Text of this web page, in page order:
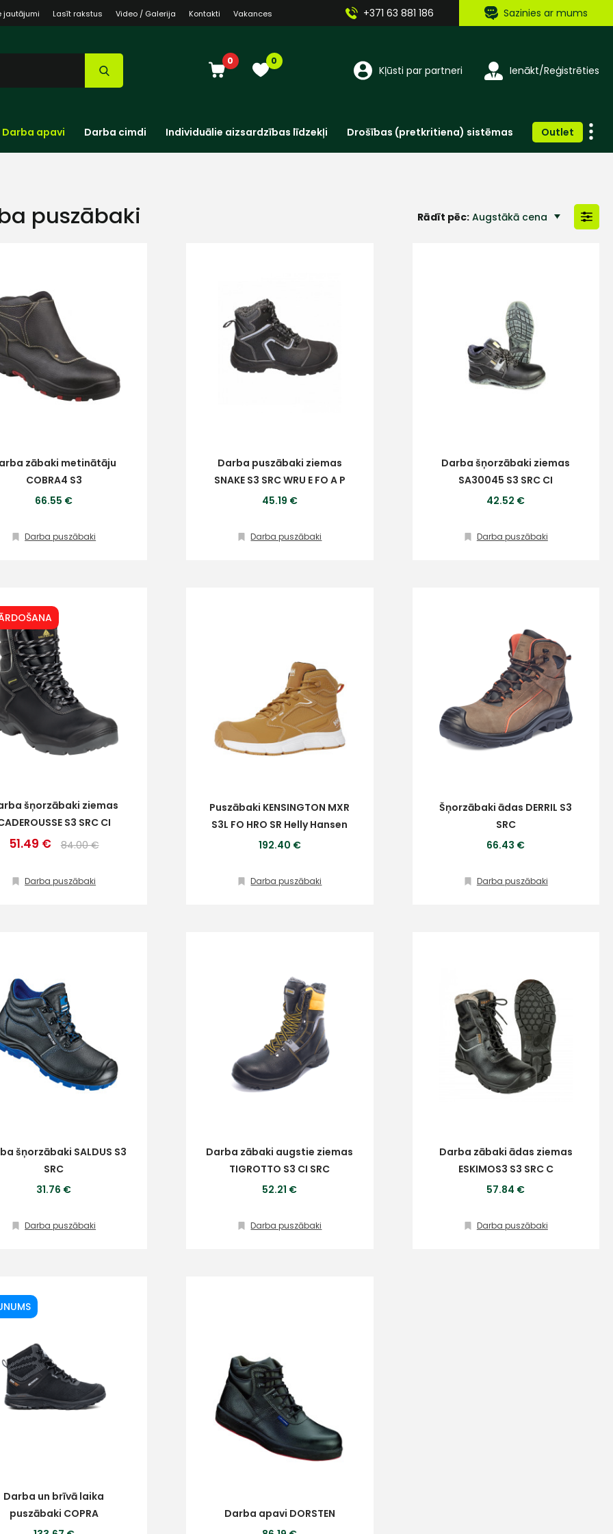
jautājumi Lasīt rakstus Video / Galerija Kontakti Vakances +371 63 881 186 Sazinies ar mums
0 0
Kļūsti par partneri Ienākt/Reģistrēties
Darba apavi Darba cimdi Individuālie aizsardzības līdzekļi Drošības (pretkritiena) sistēmas Outlet
puszābaki Rādīt pēc: Augstākā cena
zābaki metinātāju
COBRA4 S3
66.55 €
Darba puszābaki
Darba puszābaki ziemas
SNAKE S3 SRC WRU E FO A P
45.19 €
Darba puszābaki
Darba šņorzābaki ziemas
SA30045 S3 SRC CI
42.52 €
Darba puszābaki
šņorzābaki ziemas
S3 SRC CI
51.49 € 84.00 €
Darba puszābaki
Puszābaki KENSINGTON MXR
S3L FO HRO SR Helly Hansen
192.40 €
Darba puszābaki
Šņorzābaki ādas DERRIL S3
SRC
66.43 €
Darba puszābaki
šņorzābaki SALDUS S3
SRC
31.76 €
Darba puszābaki
Darba zābaki augstie ziemas
TIGROTTO S3 CI SRC
52.21 €
Darba puszābaki
Darba zābaki ādas ziemas
ESKIMOS3 S3 SRC C
57.84 €
Darba puszābaki
Darba un brīvā laika
puszābaki COPRA
Darba apavi DORSTEN
mums!
Piekrītu SIA Hards interneta veikala
atbalsts
+